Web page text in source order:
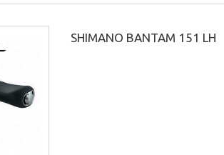
SHIMANO BANTAM 151 LH